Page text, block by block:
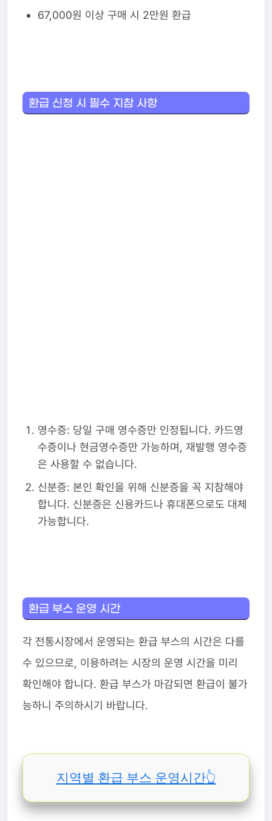
67,000원 이상 구매 시 2만원 환급
환급 신청 시 필수 지참 사항
영수증: 당일 구매 영수증만 인정됩니다. 카드영
수증이나 현금영수증만 가능하며, 재발행 영수증
은 사용할 수 없습니다.
신분증: 본인 확인을 위해 신분증을 꼭 지참해야
합니다. 신분증은 신용카드나 휴대폰으로도 대체
가능합니다.
환급 부스 운영 시간
각 전통시장에서 운영되는 환급 부스의 시간은 다를
수 있으므로, 이용하려는 시장의 운영 시간을 미리
확인해야 합니다. 환급 부스가 마감되면 환급이 불가
능하니 주의하시기 바랍니다.
지역별 환급 부스 운영시간👆